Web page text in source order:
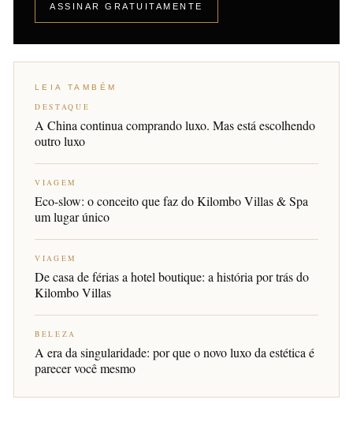
ASSINAR GRATUITAMENTE
LEIA TAMBÉM
DESTAQUE
A China continua comprando luxo. Mas está escolhendo
outro luxo
VIAGEM
Eco-slow: o conceito que faz do Kilombo Villas & Spa
um lugar único
VIAGEM
De casa de férias a hotel boutique: a história por trás do
Kilombo Villas
BELEZA
A era da singularidade: por que o novo luxo da estética é
parecer você mesmo